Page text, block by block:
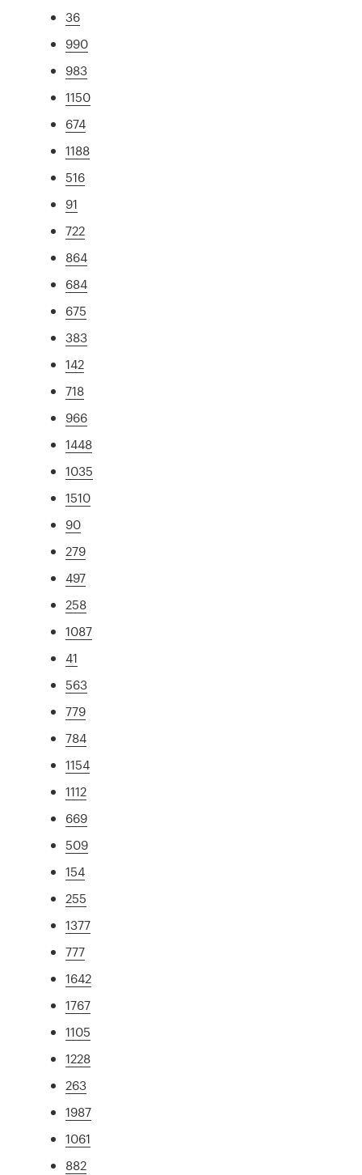
36
990
983
1150
674
1188
516
91
722
864
684
675
383
142
718
966
1448
1035
1510
90
279
497
258
1087
41
563
779
784
1154
1112
669
509
154
255
1377
777
1642
1767
1105
1228
263
1987
1061
882